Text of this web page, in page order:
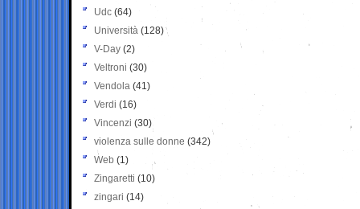
Udc (64)
Università (128)
V-Day (2)
Veltroni (30)
Vendola (41)
Verdi (16)
Vincenzi (30)
violenza sulle donne (342)
Web (1)
Zingaretti (10)
zingari (14)